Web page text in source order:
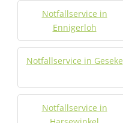
Notfallservice in
Ennigerloh
Notfallservice in Geseke
Notfallservice in